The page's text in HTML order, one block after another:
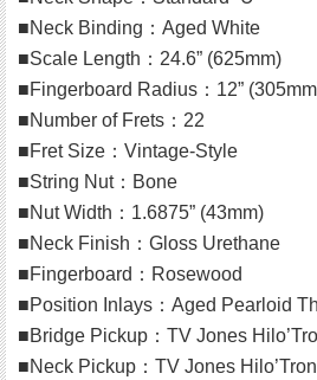
■Neck Binding：Aged White
■Scale Length：24.6” (625mm)
■Fingerboard Radius：12”
■Number of Frets：22
■Fret Size：Vintage-Style
■String Nut：Bone
■Nut Width：1.6875” (43mm)
■Neck Finish：Gloss Urethane
■Fingerboard：Rosewood
■Position Inlays：Aged Pearloid
■Bridge Pickup：TV Jones
■Neck Pickup：TV Jones Hilo’Tron